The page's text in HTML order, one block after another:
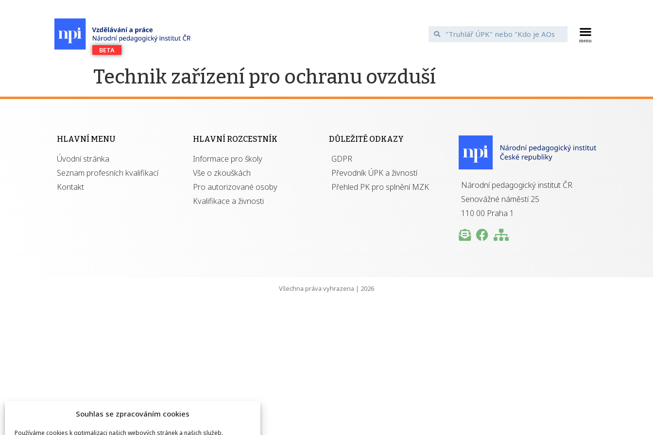
Souhlas se zpracováním cookies
Používáme cookies k optimalizaci našich webových stránek a našich služeb.
Technik zařízení pro ochranu ovzduší
HLAVNÍ MENU
Úvodní stránka
Seznam profesních kvalifikací
Kontakt
HLAVNÍ ROZCESTNÍK
Informace pro školy
Vše o zkouškách
Pro autorizované osoby
Kvalifikace a živnosti
DŮLEŽITÉ ODKAZY
GDPR
Převodník ÚPK a živností
Přehled PK pro splnění MZK
Národní pedagogický institut ČR
Senovážné náměstí 25
110 00 Praha 1
Všechna práva vyhrazena | 2026